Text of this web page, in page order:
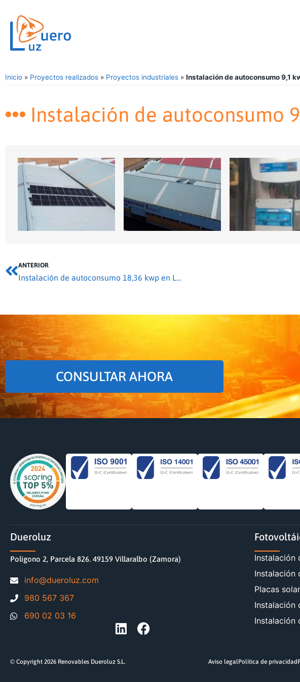
Inicio » Proyectos realizados » Proyectos industriales » Instalación de autoconsumo 9,1
Instalación de autoconsumo
ANTERIOR
Instalación de autoconsumo 18,36 kwp en Losacio
CONSULTAR AHORA
Dueroluz
Polígono 2, Parcela 826. 49159 Villaralbo (Zamora)
moc.zuloreud@ofni
980 567 367
690 02 03 16
Instalación
Instalación
Placas
Instalación
Instalación
© Copyright 2026 Renovables Dueroluz S.L. Aviso legalPolítica de privacidad